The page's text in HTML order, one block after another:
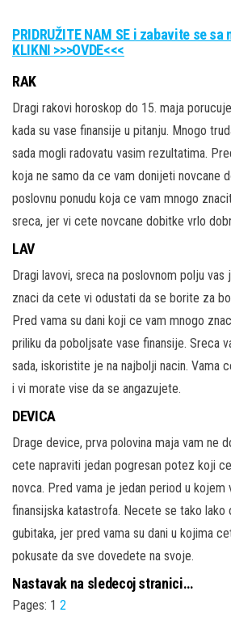
PRIDRUŽITE NAM SE i zabavite se
KLIKNI >>>OVDE<<<
RAK
Dragi rakovi horoskop do 15. maja
kada su vase finansije u pitanju. Mnogo
sada mogli radovatu vasim rezultatima.
koja ne samo da ce vam donijeti novcane
poslovnu ponudu koja ce vam mnogo
sreca, jer vi cete novcane dobitke vrlo
LAV
Dragi lavovi, sreca na poslovnom polju vas
znaci da cete vi odustati da se borite za
Pred vama su dani koji ce vam mnogo
priliku da poboljsate vase finansije. Sreca
sada, iskoristite je na najbolji nacin. Vama
i vi morate vise da se angazujete.
DEVICA
Drage device, prva polovina maja vam ne
cete napraviti jedan pogresan potez koji
novca. Pred vama je jedan period u kojem
finansijska katastrofa. Necete se tako lako
gubitaka, jer pred vama su dani u kojima
pokusate da sve dovedete na svoje.
Nastavak na sledecoj stranici…
Pages: 1 2